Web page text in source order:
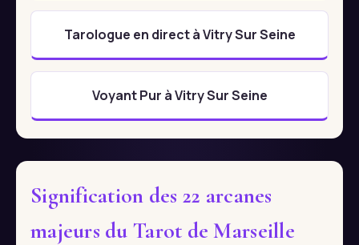
Tarologue en direct à Vitry Sur Seine
Voyant Pur à Vitry Sur Seine
Signification des 22 arcanes
majeurs du Tarot de Marseille